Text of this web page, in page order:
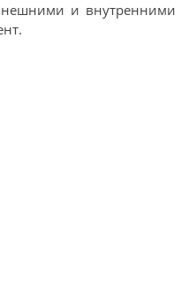
и внутренними